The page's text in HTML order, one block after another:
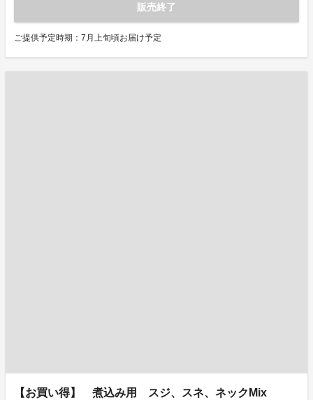
販売終了
ご提供予定時期：7月上旬頃お届け予定
【お買い得】 煮込み用 スジ、スネ、ネックMix